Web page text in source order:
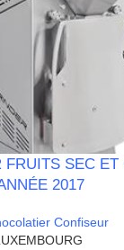
FRUITS SEC ET
2017
Confiseur